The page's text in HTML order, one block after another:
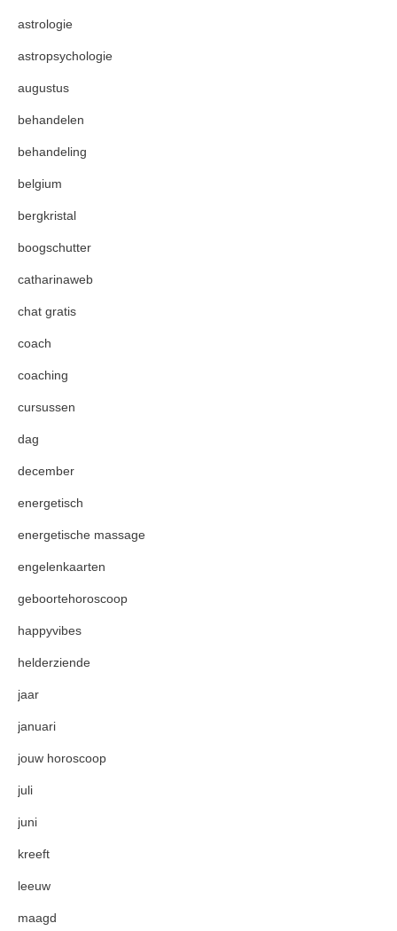
astrologie
astropsychologie
augustus
behandelen
behandeling
belgium
bergkristal
boogschutter
catharinaweb
chat gratis
coach
coaching
cursussen
dag
december
energetisch
energetische massage
engelenkaarten
geboortehoroscoop
happyvibes
helderziende
jaar
januari
jouw horoscoop
juli
juni
kreeft
leeuw
maagd